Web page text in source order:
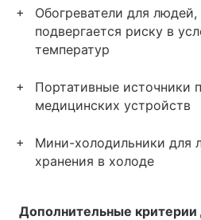
Обогреватели для
подвергается риску в
температур
Портативные источники
медицинских устройств
Мини-холодильники для
хранения в холоде
Дополнительные критерии